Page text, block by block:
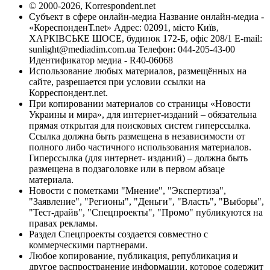
© 2000-2026, Korrespondent.net
Субъект в сфере онлайн-медиа Название онлайн-медиа -
«КореспонденТ.net» Адрес: 02091, місто Київ,
ХАРКІВСЬКЕ ШОСЕ, будинок 172-Б, офіс 208/1 E-mail:
sunlight@mediadim.com.ua Телефон: 044-205-43-00
Идентификатор медиа - R40-06068
Использование любых материалов, размещённых на
сайте, разрешается при условии ссылки на
Корреспондент.net.
При копировании материалов со страницы «Новости
Украины и мира», для интернет-изданий – обязательна
прямая открытая для поисковых систем гиперссылка.
Ссылка должна быть размещена в независимости от
полного либо частичного использования материалов.
Гиперссылка (для интернет- изданий) – должна быть
размещена в подзаголовке или в первом абзаце
материала.
Новости с пометками "Мнение", "Экспертиза",
"Заявление", "Регионы", "Деньги", "Власть", "Выборы",
"Тест-драйв", "Спецпроекты", "Промо" публикуются на
правах рекламы.
Раздел Спецпроекты создается совместно с
коммерческими партнерами.
Любое копирование, публикация, републикация и
другое распространение информации, которое содержит